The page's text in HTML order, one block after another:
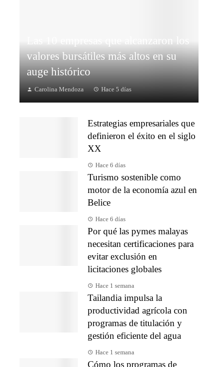
Las 10 empresas que alcanzaron los
valores bursátiles más altos en su
auge histórico
Carolina Mendoza Hace 5 días
Estrategias empresariales que
definieron el éxito en el siglo
XX
Hace 6 días
Turismo sostenible como
motor de la economía azul en
Belice
Hace 6 días
Por qué las pymes malayas
necesitan certificaciones para
evitar exclusión en
licitaciones globales
Hace 1 semana
Tailandia impulsa la
productividad agrícola con
programas de titulación y
gestión eficiente del agua
Hace 1 semana
Cómo los programas de